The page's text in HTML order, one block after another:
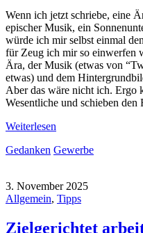
Wenn ich jetzt schriebe, eine
epischer Musik, ein
würde ich mir selbst einmal
für Zeug ich mir so einwerfen
Ära, der Musik (etwas von
etwas) und dem
Aber das wäre nicht ich. Ergo
Wesentliche und schieben den
Weiterlesen
Gedanken Gewerbe
3. November 2025
Allgemein, Tipps
Zielgerichtet